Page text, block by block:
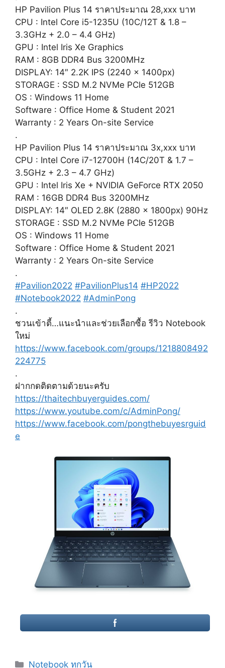
HP Pavilion Plus 14 ราคาประมาณ 28,xxx บาท
CPU : Intel Core i5-1235U (10C/12T & 1.8 –
3.3GHz + 2.0 – 4.4 GHz)
GPU : Intel Iris Xe Graphics
RAM : 8GB DDR4 Bus 3200MHz
DISPLAY: 14″ 2.2K IPS (2240 x 1400px)
STORAGE : SSD M.2 NVMe PCIe 512GB
OS : Windows 11 Home
Software : Office Home & Student 2021
Warranty : 2 Years On-site Service
.
HP Pavilion Plus 14 ราคาประมาณ 3x,xxx บาท
CPU : Intel Core i7-12700H (14C/20T & 1.7 –
3.5GHz + 2.3 – 4.7 GHz)
GPU : Intel Iris Xe + NVIDIA GeForce RTX 2050
RAM : 16GB DDR4 Bus 3200MHz
DISPLAY: 14″ OLED 2.8K (2880 x 1800px) 90Hz
STORAGE : SSD M.2 NVMe PCIe 512GB
OS : Windows 11 Home
Software : Office Home & Student 2021
Warranty : 2 Years On-site Service
.
#Pavilion2022 #PavilionPlus14 #HP2022
#Notebook2022 #AdminPong
.
ชวนเข้าตี้…แนะนำและช่วยเลือกซื้อ รีวิว Notebook
ใหม่
https://www.facebook.com/groups/1218808492
224775
.
ฝากกดติดตามด้วยนะครับ
https://thaitechbuyerguides.com/
https://www.youtube.com/c/AdminPong/
https://www.facebook.com/pongthebuyesrguid
e
Categories
Notebook ทุกวัน